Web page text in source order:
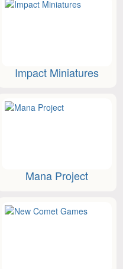
Impact Miniatures
Mana Project